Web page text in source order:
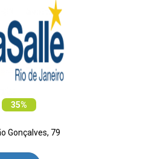
35%
Gonçalves, 79